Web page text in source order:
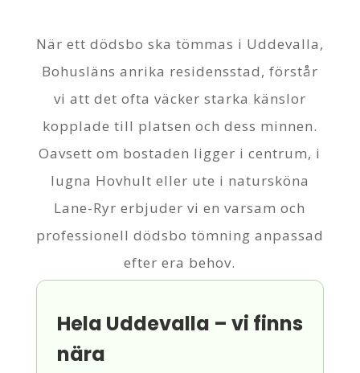
När ett dödsbo ska tömmas i Uddevalla,
Bohusläns anrika residensstad, förstår
vi att det ofta väcker starka känslor
kopplade till platsen och dess minnen.
Oavsett om bostaden ligger i centrum, i
lugna Hovhult eller ute i natursköna
Lane-Ryr erbjuder vi en varsam och
professionell dödsbo tömning anpassad
efter era behov.
Hela Uddevalla – vi finns
nära